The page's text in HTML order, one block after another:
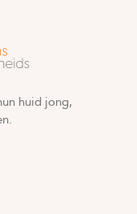
huid jong,